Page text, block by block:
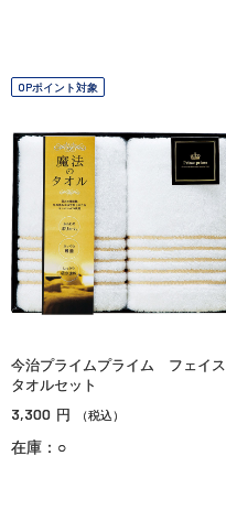
OPポイント対象
今治プライムプライム フェイス
タオルセット
3,300 円 （税込）
在庫：○